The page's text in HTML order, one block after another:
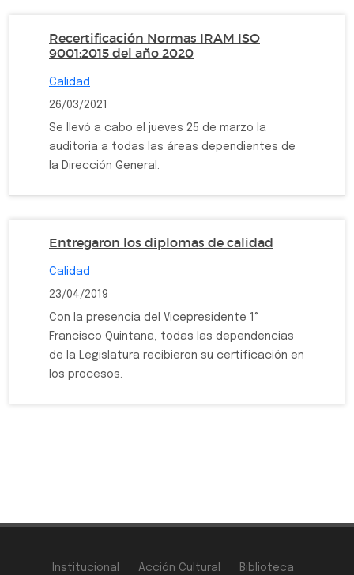
Recertificación Normas IRAM ISO
9001:2015 del año 2020
Calidad
26/03/2021
Se llevó a cabo el jueves 25 de marzo la
auditoria a todas las áreas dependientes de
la Dirección General.
Entregaron los diplomas de calidad
Calidad
23/04/2019
Con la presencia del Vicepresidente 1°
Francisco Quintana, todas las dependencias
de la Legislatura recibieron su certificación en
los procesos.
Institucional Acción Cultural
Biblioteca